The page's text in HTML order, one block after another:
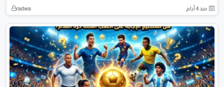
منذ 4 أيام radwa